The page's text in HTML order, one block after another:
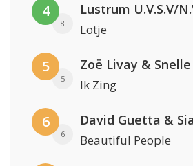
4
8 Lotje
5
5
Zoë Livay & Snelle
Ik Zing
6
6
David Guetta &
Beautiful People